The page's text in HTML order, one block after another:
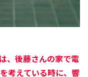
、後藤さんの家で電
考えている時に、響